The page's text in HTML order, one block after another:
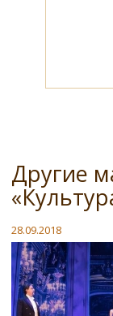
Другие
28.09.2018